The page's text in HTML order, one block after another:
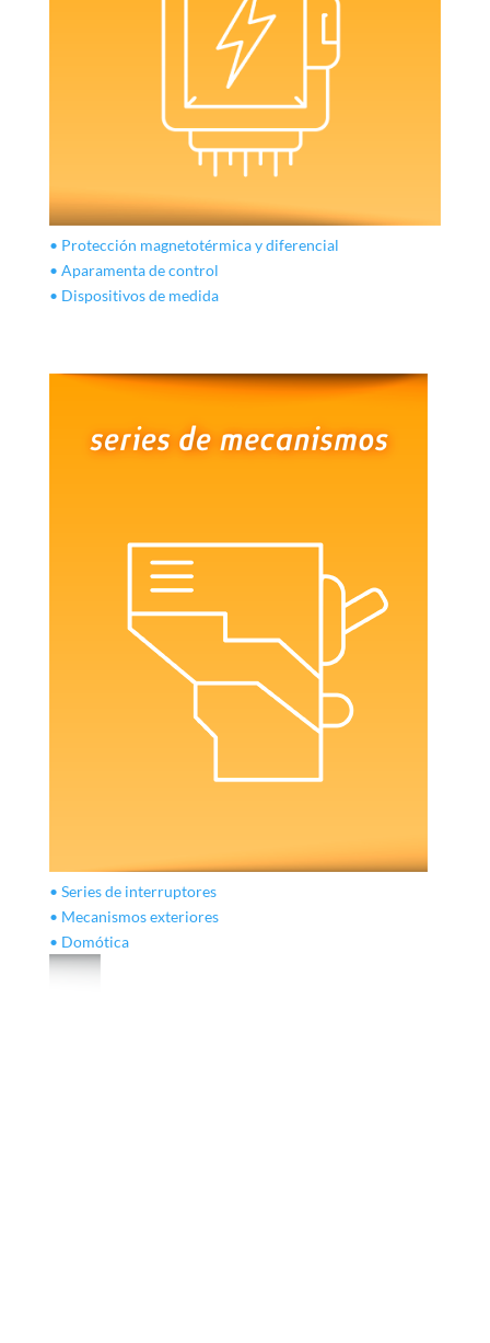
• Protección magnetotérmica y diferencial
• Aparamenta de control
• Dispositivos de medida
• Series de interruptores
• Mecanismos exteriores
• Domótica